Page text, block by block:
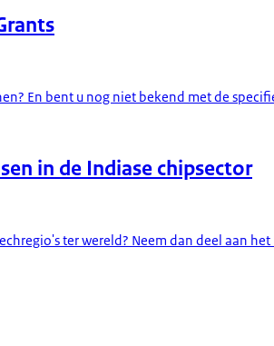
En bent u nog niet bekend met de
in de Indiase chipsector
ter wereld? Neem dan deel aan